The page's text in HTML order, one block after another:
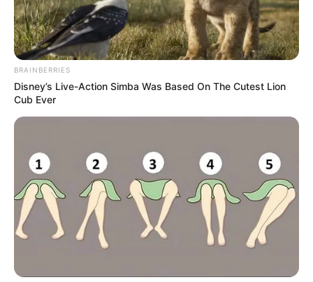
BRAINBERRIES
Disney’s Live-Action Simba Was Based On The Cutest Lion
Cub Ever